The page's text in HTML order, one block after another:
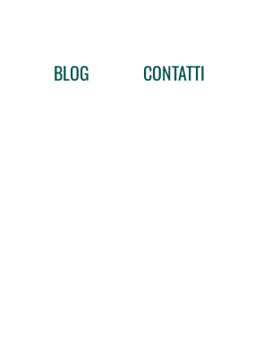
BLOG CONTATTI